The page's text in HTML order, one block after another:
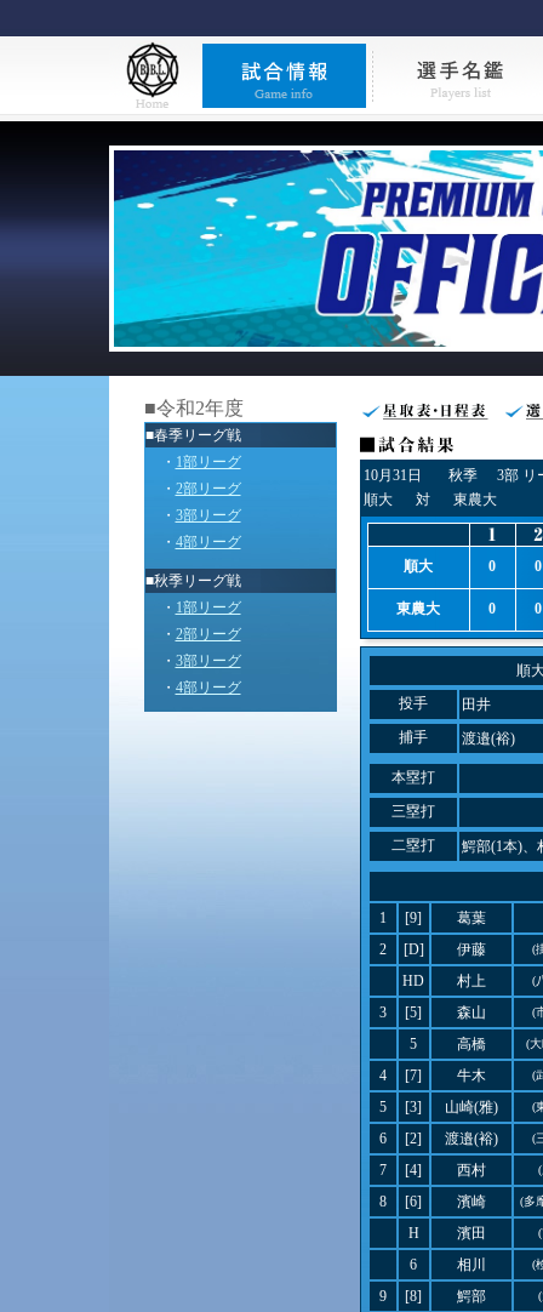
■令和2年度
■春季リーグ戦
・ 1部リーグ
・ 2部リーグ
・ 3部リーグ
・ 4部リーグ
■秋季リーグ戦
・ 1部リーグ
・ 2部リーグ
・ 3部リーグ
・ 4部リーグ
10月31日 秋季
3部 リ
順大
対 東農大
順大 0 0
東農大 0 0
順
投手
田井
捕手
渡邉(裕)
本塁打
三塁打
二塁打
鰐部(1本)、
1 [9]
葛葉
2
[D] 伊藤 (
HD 村上 (
3 [5] 森山 (
5 高橋 (
4 [7] 牛木 (
5 [3] 山崎(雅) (
6 [2] 渡邉(裕) (
7 [4] 西村
8 [6] 濱崎 (多
H 濱田
6 相川 (
9 [8] 鰐部